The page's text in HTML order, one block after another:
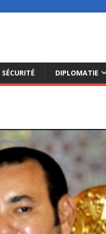
SÉCURITÉ DIPLOMATIE